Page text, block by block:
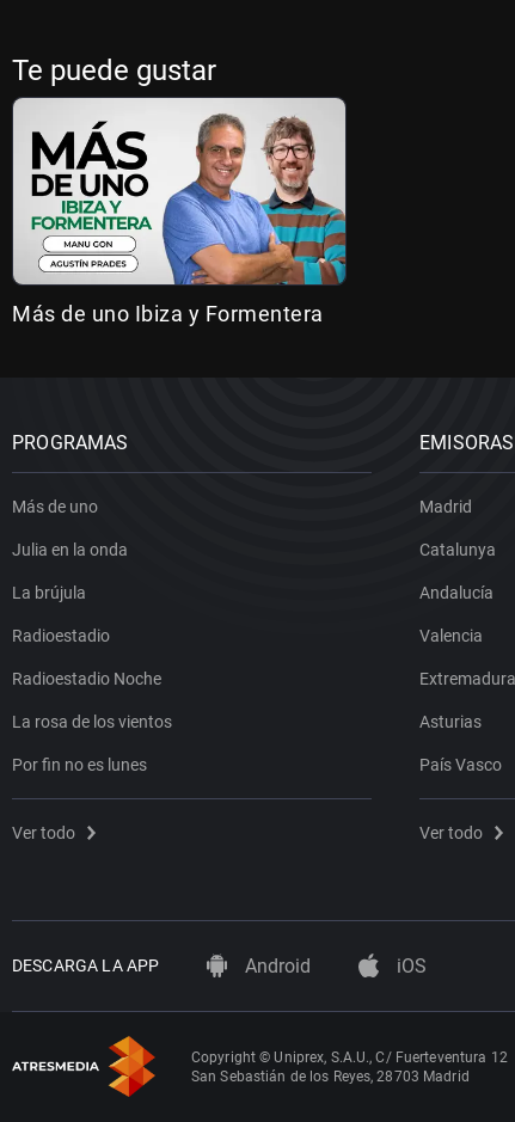
Te puede gustar
Más de uno Ibiza y Formentera
PROGRAMAS
Más de uno
Julia en la onda
La brújula
Radioestadio
Radioestadio Noche
La rosa de los vientos
Por fin no es lunes
Ver todo
EMISORAS
Madrid
Catalunya
Andalucía
Valencia
Extremadura
Asturias
País Vasco
Ver todo
DESCARGA LA APP Android iOS
Copyright © Uniprex, S.A.U., C/ Fuerteventura 12
San Sebastián de los Reyes, 28703 Madrid